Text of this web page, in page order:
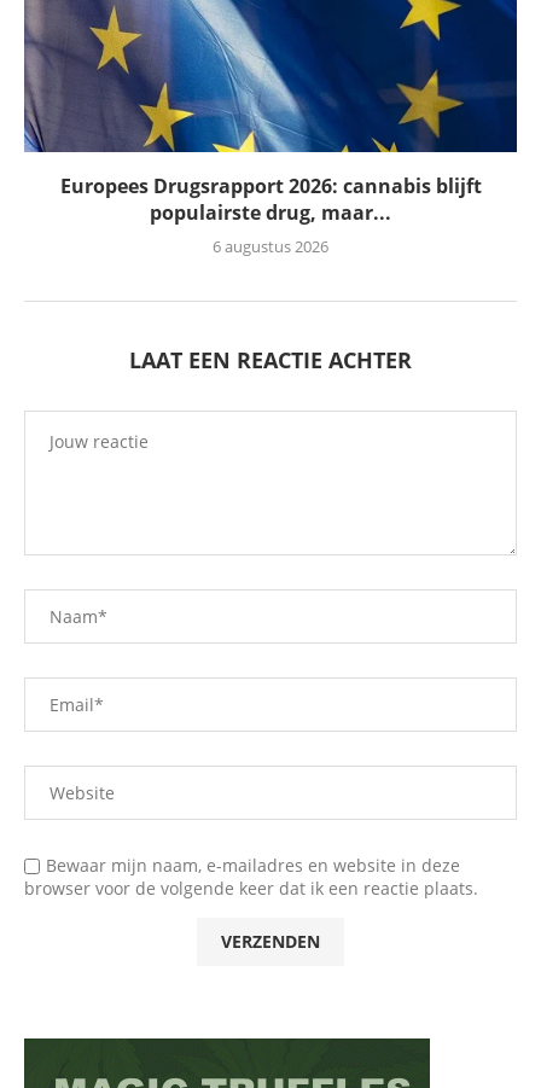
Europees Drugsrapport 2026: cannabis blijft
populairste drug, maar...
6 augustus 2026
LAAT EEN REACTIE ACHTER
Bewaar mijn naam, e-mailadres en website in deze
browser voor de volgende keer dat ik een reactie plaats.